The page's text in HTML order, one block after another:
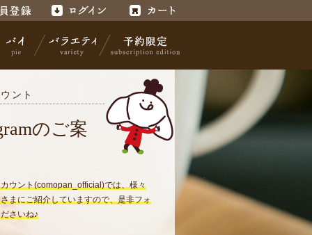
ログイン カート
バラエティ 予約限定
ント
のご案
ウント(comopan_official)では、様々
まにご紹介していますので、是非フォ
さいね♪